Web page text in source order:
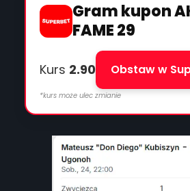
Gram kupon
FAME 29
Kurs 2.90 Obstaw w
*kurs może ulec zmianie